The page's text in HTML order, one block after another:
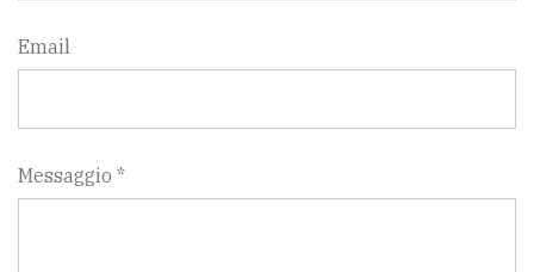
Email
Messaggio *